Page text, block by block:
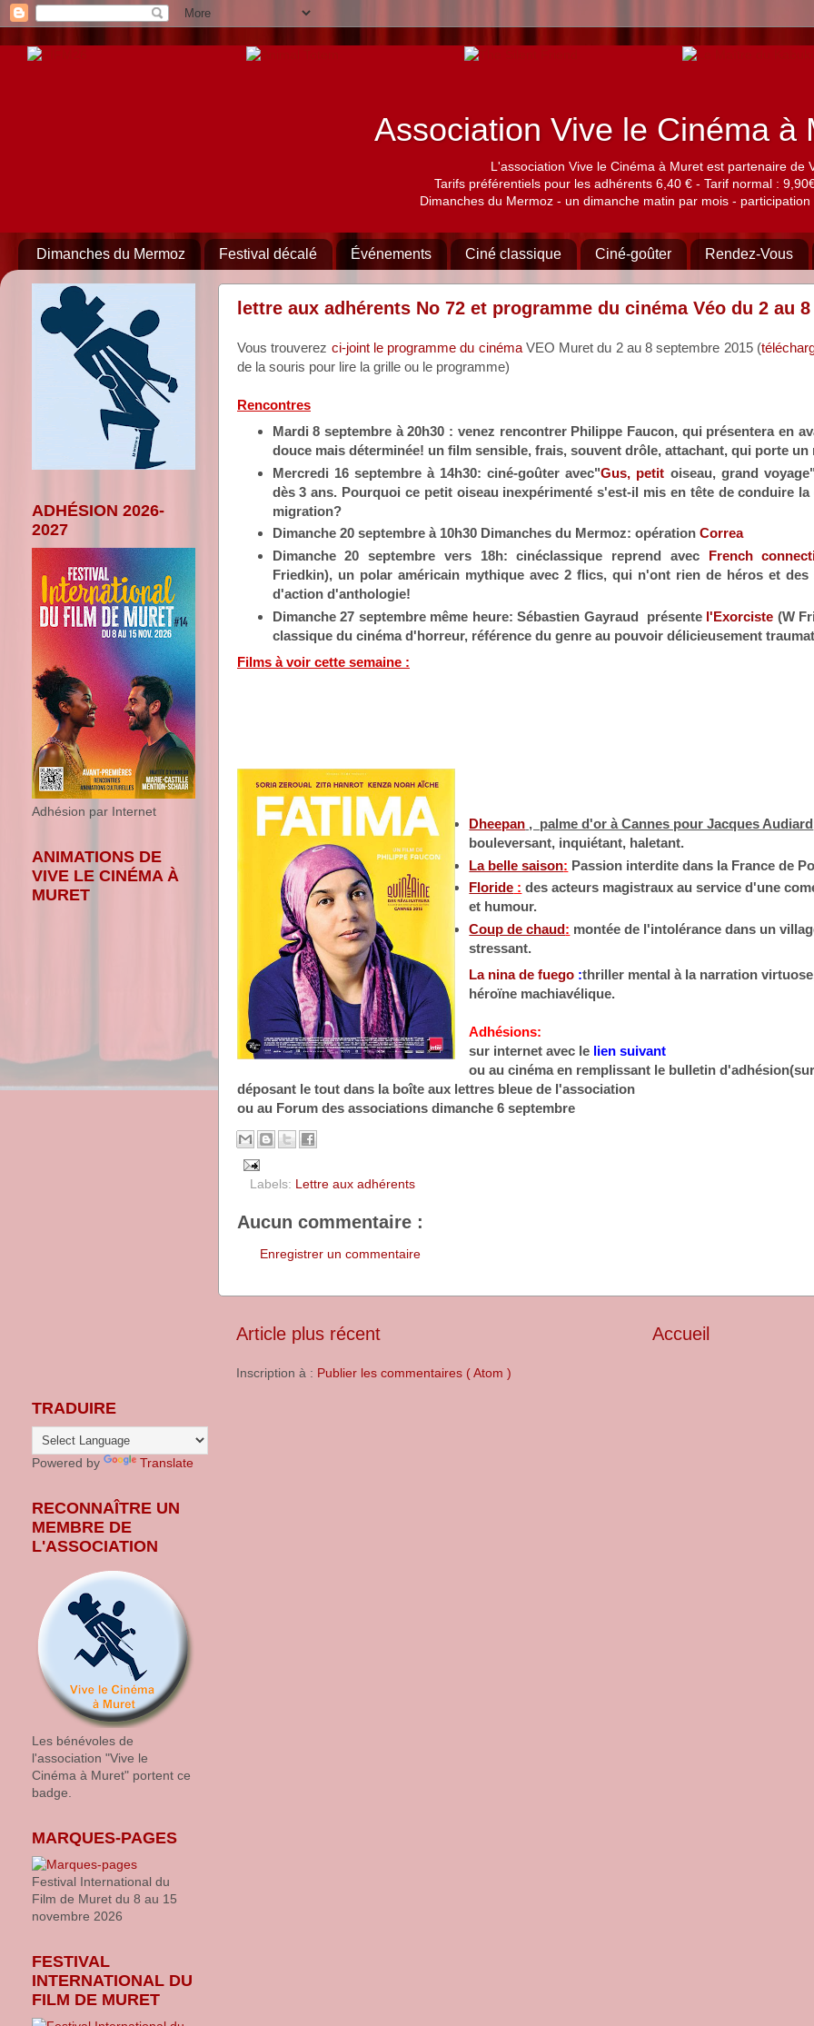
Association Vive le Cinéma à
L'association Vive le Cinéma à Muret est partenaire de
Tarifs préférentiels pour les adhérents 6,40 € - Tarif normal :
Dimanches du Mermoz - un dimanche matin par mois -
Dimanches du Mermoz Festival décalé Événements Ciné classique Ciné-goûter Rendez-Vous
lettre aux adhérents No 72 et programme du cinéma Véo du 2 au
Vous trouverez ci-joint le programme du cinémaVEO Muret du 2 au 8 septembre 2015 (
de la souris pour lire la grille ou le programme)
Rencontres
Mardi 8 septembre à 20h30 : venez rencontrer Philippe Faucon, qui présentera en
douce mais déterminée! un film sensible, frais, souvent drôle, attachant, qui porte
Mercredi 16 septembre à 14h30: ciné-goûter avec"Gus, petit oiseau, grand
dès 3 ans. Pourquoi ce petit oiseau inexpérimenté s'est-il mis en tête de conduire la
migration?
Dimanche 20 septembre à 10h30 Dimanches du Mermoz: opération Correa
Dimanche 20 septembre vers 18h: cinéclassique reprend avec French
Friedkin), un polar américain mythique avec 2 flics, qui n'ont rien de héros et des
d'action d'anthologie!
Dimanche 27 septembre même heure: Sébastien Gayraud présente l'Exorciste (W
classique du cinéma d'horreur, référence du genre au pouvoir délicieusement
Films à voir cette semaine :
Dheepan , palme d'or à Cannes pour Jacques Audiard
bouleversant, inquiétant, haletant.
La belle saison: Passion interdite dans la France de
Floride : des acteurs magistraux au service d'une
et humour.
Coup de chaud: montée de l'intolérance dans un
stressant.
La nina de fuego :thriller mental à la narration
héroïne machiavélique.
Adhésions:
sur internet avec le lien suivant
ou au cinéma en remplissant le bulletin
déposant le tout dans la boîte aux lettres bleue de l'association
ou au Forum des associations dimanche 6 septembre
Labels: Lettre aux adhérents
Aucun commentaire :
Enregistrer un commentaire
Article plus récent Accueil
Inscription à : Publier les commentaires ( Atom )
ADHÉSION 2026-
2027
Adhésion par Internet
ANIMATIONS DE
VIVE LE CINÉMA À
MURET
TRADUIRE
Powered by Translate
RECONNAÎTRE UN
MEMBRE DE
L'ASSOCIATION
Les bénévoles de
l'association "Vive le
Cinéma à Muret" portent ce
badge.
MARQUES-PAGES
Festival International du
Film de Muret du 8 au 15
novembre 2026
FESTIVAL
INTERNATIONAL DU
FILM DE MURET